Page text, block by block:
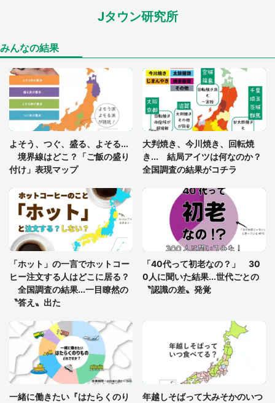
あまりにも四角すぎる猫、激写される 「これもう
「閉所恐怖症の私は新幹線で大パニック。隣席の青
年に『手を繋いで』とお願いしたら...」 体験談に
8万人感動
グっちゃってた〝野生の野菜〟に6.5万人戦慄
「○○がない街に住んでいます」住人の呟きに30万
人驚がく 何が存在しないか、あなたはわかる？
「修学旅行に途中参加する娘を送って行ったら、真
っ暗な道で遭難状態。なんとか見つけた民家に助け
を求めると、住人の男性が...」
Jタウン研究所
みんなの結果
よそう、つぐ、盛る、よそる...
境界線はどこ？「ご飯の盛り
付け」表現マップ
大判焼き、今川焼き、回転焼
き... 結局アイツは何なのか？
全国調査の結果がコチラ
「ホット」の一言でホットコー
ヒー注文する人はどこに居る？
全国調査の結果...一目瞭然の
〝答え〟出た
「40代って初老なの？」 30
0人に聞いた結果...世代ごとの
〝認識の差〟発覚
一緒に働きたい『はたらくのり
年越しそばって大みそかのいつ